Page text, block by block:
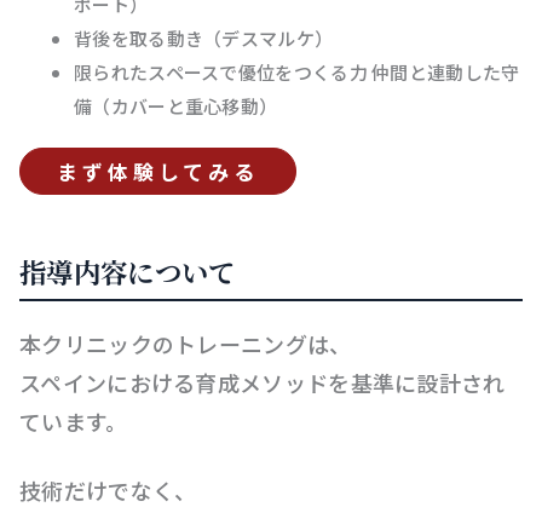
背後を取る動き（デスマルケ）
限られたスペースで優位をつくる力 仲間と連動した守
備（カバーと重心移動）
まず体験してみる
指導内容について
本クリニックのトレーニングは、
スペインにおける育成メソッドを基準に設計され
ています。
技術だけでなく、